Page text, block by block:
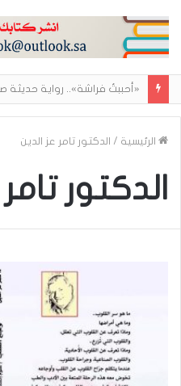
الرئيسية / الدكتور تامر عز الدين
الدكتور